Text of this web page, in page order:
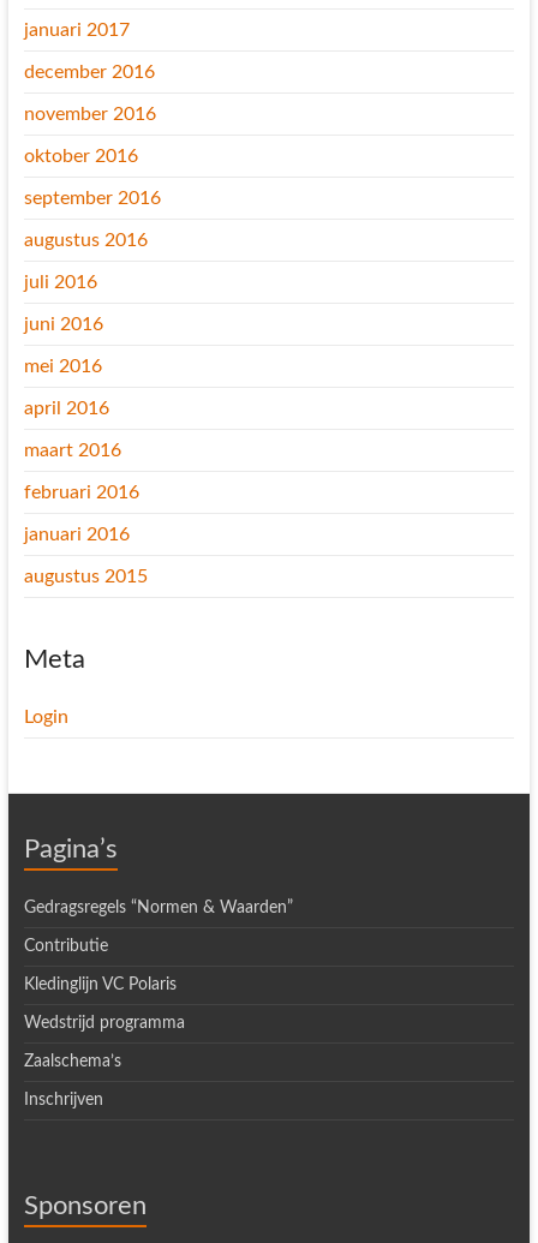
januari 2017
december 2016
november 2016
oktober 2016
september 2016
augustus 2016
juli 2016
juni 2016
mei 2016
april 2016
maart 2016
februari 2016
januari 2016
augustus 2015
Meta
Login
Pagina’s
Gedragsregels “Normen & Waarden”
Contributie
Kledinglijn VC Polaris
Wedstrijd programma
Zaalschema’s
Inschrijven
Sponsoren